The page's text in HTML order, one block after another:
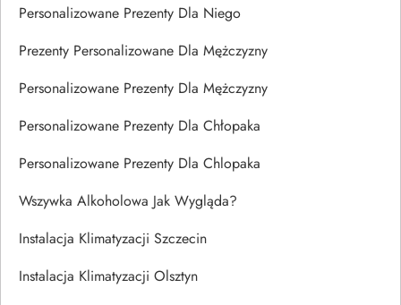
Personalizowane Prezenty Dla Niego
Prezenty Personalizowane Dla Mężczyzny
Personalizowane Prezenty Dla Mężczyzny
Personalizowane Prezenty Dla Chłopaka
Personalizowane Prezenty Dla Chlopaka
Wszywka Alkoholowa Jak Wygląda?
Instalacja Klimatyzacji Szczecin
Instalacja Klimatyzacji Olsztyn